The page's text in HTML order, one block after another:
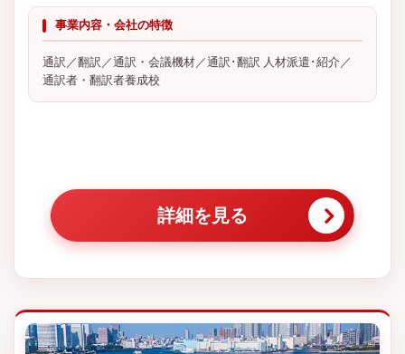
事業内容・会社の特徴
通訳／翻訳／通訳・会議機材／通訳･翻訳 人材派遣･紹介／
通訳者・翻訳者養成校
詳細を見る